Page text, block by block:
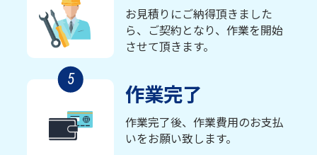
お見積りにご納得頂きました
ら、ご契約となり、作業を開始
させて頂きます。
5
作業完了
作業完了後、作業費用のお支払
いをお願い致します。